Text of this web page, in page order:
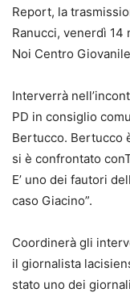
Report, la
Ranucci, venerdì 14
Noi Centro
Interverrà
PD in consiglio
Bertucco. Bertucco
si è confrontato
E’ uno dei fautori
caso Giacino”.
Coordinerà gli
il giornalista
stato uno dei